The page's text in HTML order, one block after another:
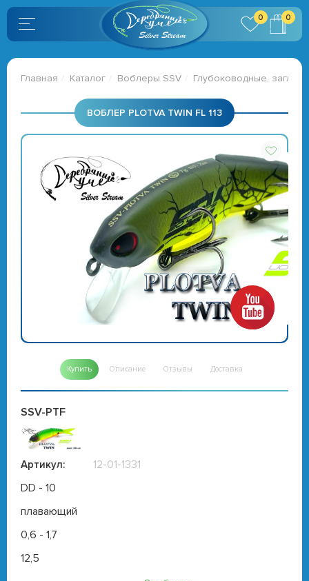
0
0
Главная Каталог Воблеры SSV Глубоководные,
ВОБЛЕР PLOTVA TWIN FL 113
Купить Описание Отзывы Доставка
SSV-PTF
Артикул:
12-01-1331
DD - 10
плавающий
0,6 - 1,7
12,5